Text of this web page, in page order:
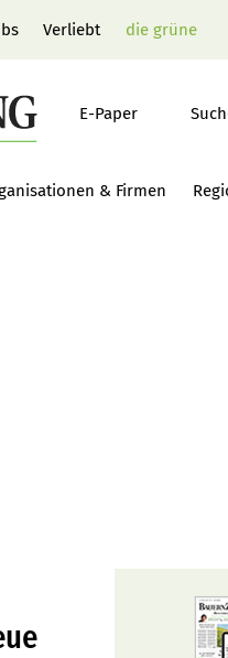
Verliebt die grüne
E-Paper
& Firmen